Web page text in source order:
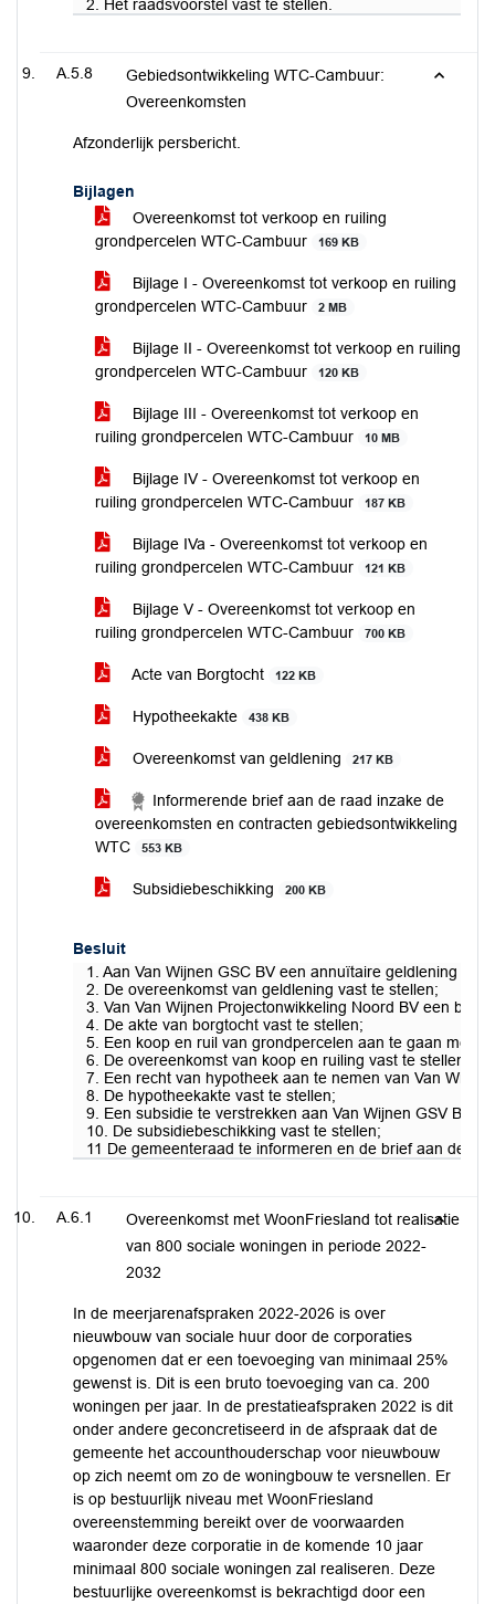
2. Het raadsvoorstel vast te stellen.
A.5.8
Gebiedsontwikkeling WTC-Cambuur:
Overeenkomsten
Afzonderlijk persbericht.
Bijlagen
Overeenkomst tot verkoop en ruiling
grondpercelen WTC-Cambuur
169 KB
Bijlage I - Overeenkomst tot verkoop en ruiling
grondpercelen WTC-Cambuur
2 MB
Bijlage II - Overeenkomst tot verkoop en ruiling
grondpercelen WTC-Cambuur
120 KB
Bijlage III - Overeenkomst tot verkoop en
ruiling grondpercelen WTC-Cambuur
10 MB
Bijlage IV - Overeenkomst tot verkoop en
ruiling grondpercelen WTC-Cambuur
187 KB
Bijlage IVa - Overeenkomst tot verkoop en
ruiling grondpercelen WTC-Cambuur
121 KB
Bijlage V - Overeenkomst tot verkoop en
ruiling grondpercelen WTC-Cambuur
700 KB
Acte van Borgtocht 122 KB
Hypotheekakte 438 KB
Overeenkomst van geldlening 217 KB
Informerende brief aan de raad inzake de
overeenkomsten en contracten gebiedsontwikkeling
WTC
553 KB
Subsidiebeschikking 200 KB
Besluit
1. Aan Van Wijnen GSC BV een annuïtaire geldlening te
2. De overeenkomst van geldlening vast te stellen;
3. Van Van Wijnen Projectonwikkeling Noord BV een
4. De akte van borgtocht vast te stellen;
5. Een koop en ruil van grondpercelen aan te gaan met
6. De overeenkomst van koop en ruiling vast te stellen;
7. Een recht van hypotheek aan te nemen van Van
8. De hypotheekakte vast te stellen;
9. Een subsidie te verstrekken aan Van Wijnen GSV BV
10. De subsidiebeschikking vast te stellen;
11 De gemeenteraad te informeren en de brief aan de
A.6.1
Overeenkomst met WoonFriesland tot realisatie
van 800 sociale woningen in periode 2022-
2032
In de meerjarenafspraken 2022-2026 is over
nieuwbouw van sociale huur door de corporaties
opgenomen dat er een toevoeging van minimaal 25%
gewenst is. Dit is een bruto toevoeging van ca. 200
woningen per jaar. In de prestatieafspraken 2022 is dit
onder andere geconcretiseerd in de afspraak dat de
gemeente het accounthouderschap voor nieuwbouw
op zich neemt om zo de woningbouw te versnellen. Er
is op bestuurlijk niveau met WoonFriesland
overeenstemming bereikt over de voorwaarden
waaronder deze corporatie in de komende 10 jaar
minimaal 800 sociale woningen zal realiseren. Deze
bestuurlijke overeenkomst is bekrachtigd door een